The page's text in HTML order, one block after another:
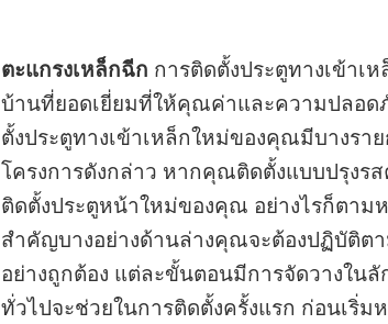
ตะแกรงเหล็กฉีก การติดตั้งประตูทางเข้าเ
บ้านที่ยอดเยี่ยมที่ให้คุณค่าและความปลอ
ตั้งประตูทางเข้าเหล็กใหม่ของคุณมีบางรา
โครงการดังกล่าว หากคุณติดตั้งแบบปรุง
ติดตั้งประตูหน้าใหม่ของคุณ อย่างไรก็ตา
สำคัญบางอย่างด้านล่างคุณจะต้องปฏิบัติต
อย่างถูกต้อง แต่ละขั้นตอนมีการจัดวางใน
ทั่วไปจะช่วยในการติดตั้งครั้งแรก ก่อนเริ่